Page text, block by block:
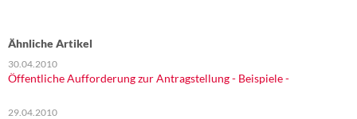
Ähnliche Artikel
30.04.2010
Öffentliche Aufforderung zur Antragstellung - Beispiele -
29.04.2010